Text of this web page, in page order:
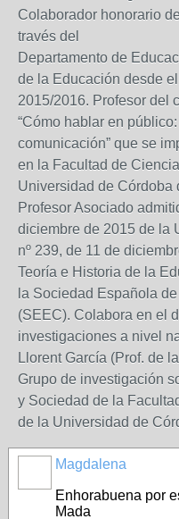
Colaborador honorario
través del
Departamento de
de la Educación desde
2015/2016. Profesor del
“Cómo hablar en
comunicación” que se
en la Facultad de
Universidad de Córdoba
Profesor Asociado
diciembre de 2015 de la
nº 239, de 11 de
Teoría e Historia de la
la Sociedad Española
(SEEC). Colabora en el
investigaciones a nivel
Llorent García (Prof. de
Grupo de investigación
y Sociedad de la
de la Universidad de
Magdalena
Enhorabuena por
Mada